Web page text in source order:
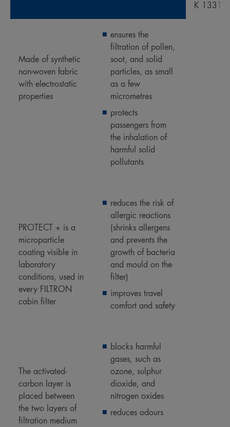
K 1331A)
Made of synthetic
non-woven fabric
with electrostatic
properties
ensures the
filtration of pollen,
soot, and solid
particles, as small
as a few
micrometres
protects
passengers from
the inhalation of
harmful solid
pollutants
PROTECT + is a
microparticle
coating visible in
laboratory
conditions, used in
every FILTRON
cabin filter
reduces the risk of
allergic reactions
(shrinks allergens
and prevents the
growth of bacteria
and mould on the
filter)
improves travel
comfort and safety
The activated-
carbon layer is
placed between
the two layers of
filtration medium
blocks harmful
gases, such as
ozone, sulphur
dioxide, and
nitrogen oxides
reduces odours